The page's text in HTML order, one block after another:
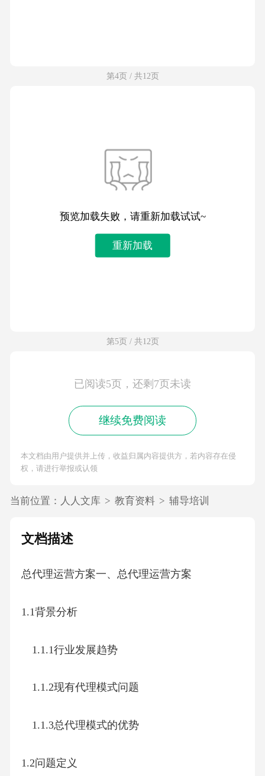
第4页 / 共12页
预览加载失败，请重新加载试试~
重新加载
第5页 / 共12页
已阅读5页，还剩7页未读
继续免费阅读
本文档由用户提供并上传，收益归属内容提供方，若内容存在侵
权，请进行举报或认领
当前位置： 人人文库 > 教育资料 > 辅导培训
文档描述
总代理运营方案一、总代理运营方案
1.1背景分析
1.1.1行业发展趋势
1.1.2现有代理模式问题
1.1.3总代理模式的优势
1.2问题定义